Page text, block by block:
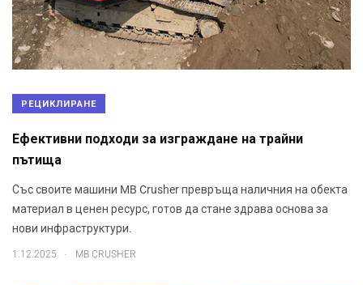
РЕЦИКЛИРАНЕ
Ефективни подходи за изграждане на трайни
пътища
Със своите машини MB Crusher превръща наличния на обекта
материал в ценен ресурс, готов да стане здрава основа за
нови инфраструктури.
1.12.2025 MB CRUSHER